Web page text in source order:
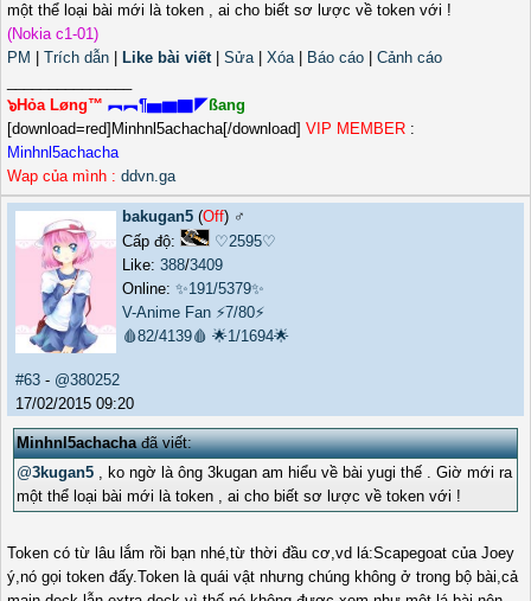
một thể loại bài mới là token , ai cho biết sơ lược về token với !
(Nokia c1-01)
PM
Trích dẫn Like bài viết| Sửa| Xóa| Báo cáo
Cảnh cáo
๖Hỏa Løng™ ︻︻¶▅▆▇◤ßang
[download=red]Minhnl5achacha[/download] VIP MEMBER :
Minhnl5achacha
Wap của mình : ddvn.ga
bakugan5(Off) ♂️
Cấp độ:
♡2595♡
Like: 388/3409
Online: ✨191/5379✨
V-Anime Fan ⚡7/80⚡
🩸82/4139🩸 🌟1/1694🌟
#63 - @380252
17/02/2015 09:20
Minhnl5achachađã viết:
@3kugan5 , ko ngờ là ông 3kugan am hiểu về bài yugi thế . Giờ mới ra
một thể loại bài mới là token , ai cho biết sơ lược về token với !
Token có từ lâu lắm rồi bạn nhé,từ thời đầu cơ,vd lá:Scapegoat của Joey
ý,nó gọi token đấy.Token là quái vật nhưng chúng không ở trong bộ bài,cả